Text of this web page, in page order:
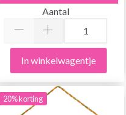
Aantal
In winkelwagentje
20% korting